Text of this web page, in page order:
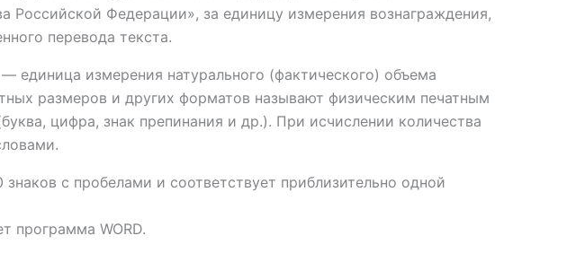
Федерации», за единицу измерения вознаграждения,
перевода текста.
измерения натурального (фактического) объема
размеров и других форматов называют физическим печатным
цифра, знак препинания и др.). При исчислении количества
с пробелами и соответствует приблизительно одной
программа WORD.